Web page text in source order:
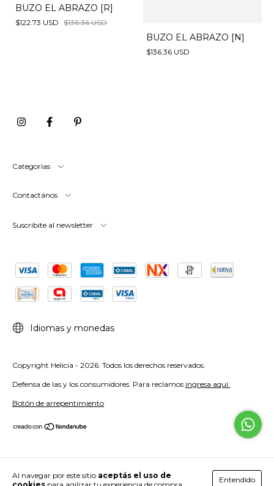
Al navegar por este sitio aceptás el uso de
Entendido
BUZO EL ABRAZO [R]
$122.73 USD $136.36 USD
BUZO EL ABRAZO [N]
$136.36 USD
Categorías
Contactános
Suscribite al newsletter
Idiomas y monedas
Copyright Helicia - 2026. Todos los derechos reservados.
Defensa de las y los consumidores. Para reclamos ingresa aquí.
Botón de arrepentimiento